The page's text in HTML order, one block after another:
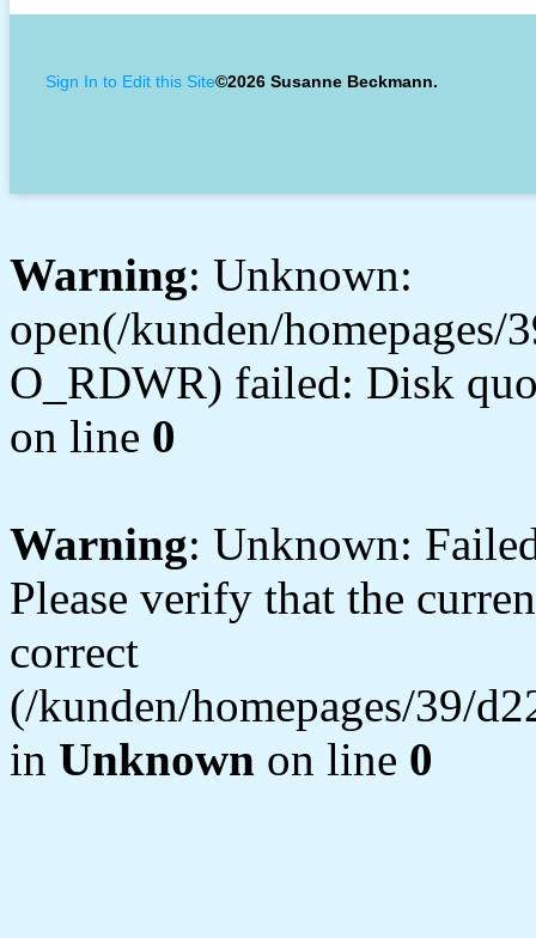
Sign In to Edit this Site©2026 Susanne Beckmann.
Warning: Unknown:
open(/kunden/
O_RDWR) failed: Disk
on line 0
Warning: Unknown:
Please verify that the
correct
(/kunden/homepages/39/
in Unknown on line 0